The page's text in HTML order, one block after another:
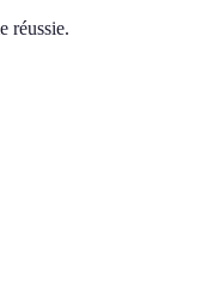
réussie.